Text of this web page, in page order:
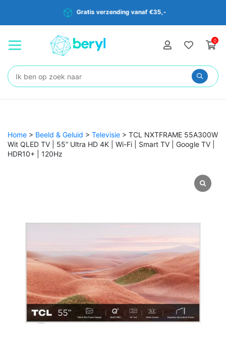
Gratis verzending vanaf €35,-
0
Zoeken:
Home > Beeld & Geluid > Televisie > TCL NXTFRAME 55A300W
Wit QLED TV | 55” Ultra HD 4K | Wi-Fi | Smart TV | Google TV |
HDR10+ | 120Hz